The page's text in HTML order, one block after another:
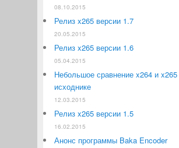
08.10.2015
Релиз x265 версии 1.7
20.05.2015
Релиз x265 версии 1.6
05.04.2015
Небольшое сравнение x264 и
исходнике
12.03.2015
Релиз x265 версии 1.5
16.02.2015
Анонс программы Baka Encoder